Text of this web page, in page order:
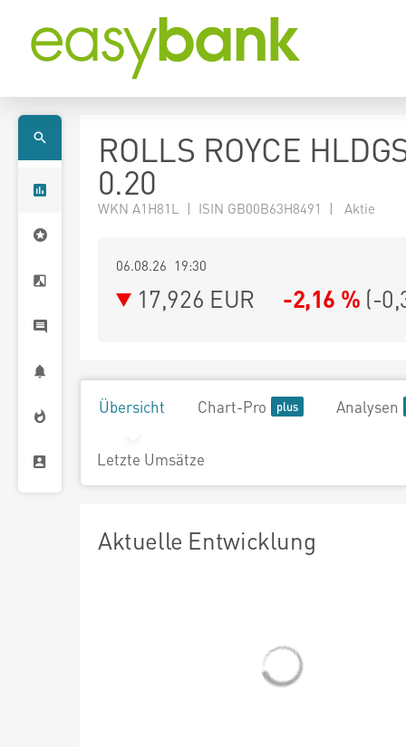
ROLLS ROYCE
0.20
WKN A1H81L | ISIN GB00B63H8491 | Aktie
06.08.26 19:30
17,926 EUR -2,16 % (-
Übersicht Chart-Pro Analysen
Letzte Umsätze
Aktuelle Entwicklung